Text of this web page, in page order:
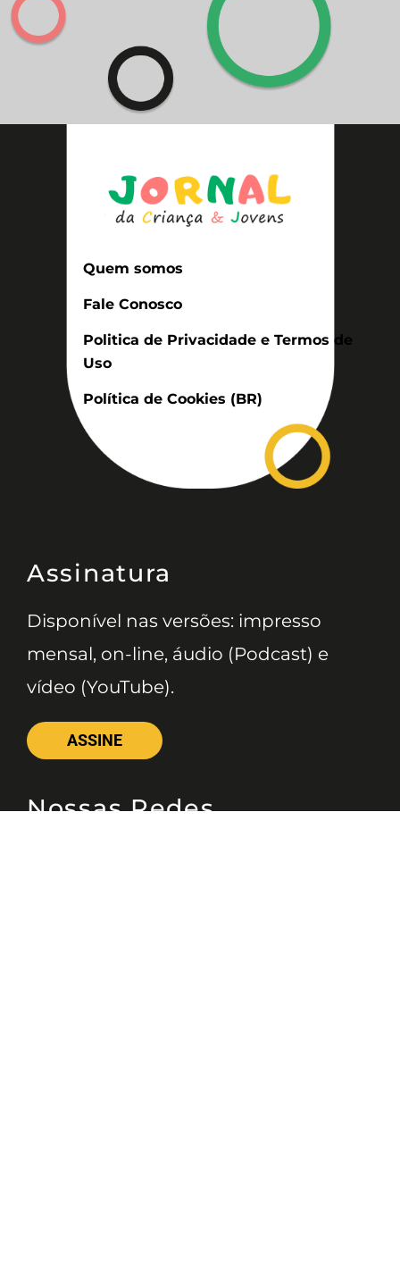
Quem somos
Fale Conosco
Politica de Privacidade e Termos de
Uso
Política de Cookies (BR)
Assinatura
Disponível nas versões: impresso
mensal, on-line, áudio (Podcast) e
vídeo (YouTube).
ASSINE
Nossas Redes